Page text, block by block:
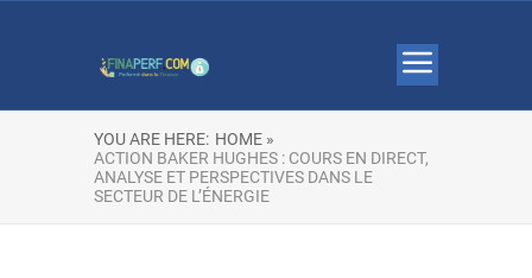
YOU ARE HERE: HOME »
ACTION BAKER HUGHES : COURS EN DIRECT,
ANALYSE ET PERSPECTIVES DANS LE
SECTEUR DE L’ÉNERGIE